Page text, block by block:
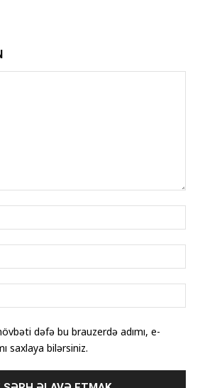
dəfə bu brauzerdə adımı, e-
saxlaya bilərsiniz.